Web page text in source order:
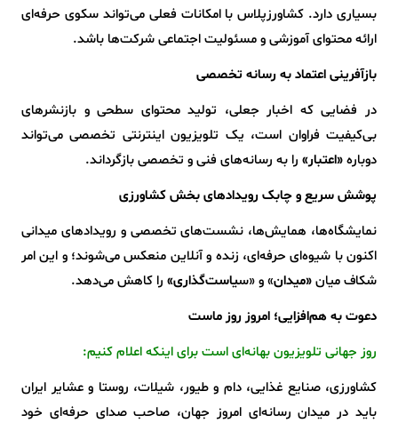
بسیاری دارد. کشاورزپلاس با امکانات فعلی می‌تواند سکوی حرفه‌ای
ارائه محتوای آموزشی و مسئولیت اجتماعی شرکت‌ها باشد.
بازآفرینی اعتماد به رسانه تخصصی
در فضایی که اخبار جعلی، تولید محتوای سطحی و بازنشرهای
بی‌کیفیت فراوان است، یک تلویزیون اینترنتی تخصصی می‌تواند
دوباره«اعتبار» را به رسانه‌های فنی و تخصصی بازگرداند.
پوشش سریع و چابک رویدادهای بخش کشاورزی
نمایشگاه‌ها، همایش‌ها، نشست‌های تخصصی و رویدادهای میدانی
اکنون با شیوه‌ای حرفه‌ای، زنده و آنلاین منعکس می‌شوند؛ و این امر
شکاف میان«میدان» و «سیاست‌گذاری» را کاهش می‌دهد.
دعوت به هم‌افزایی؛ امروز روز ماست
روز جهانی تلویزیون بهانه‌ای است برای اینکه اعلام کنیم:
کشاورزی، صنایع غذایی، دام و طیور، شیلات، روستا و عشایر ایران
باید در میدان رسانه‌ای امروز جهان، صاحب صدای حرفه‌ای خود